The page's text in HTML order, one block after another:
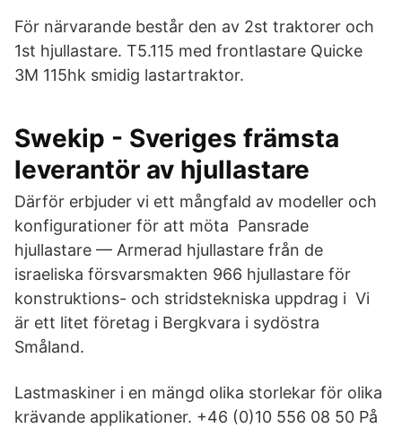
För närvarande består den av 2st traktorer och
1st hjullastare. T5.115 med frontlastare Quicke
3M 115hk smidig lastartraktor.
Swekip - Sveriges främsta
leverantör av hjullastare
Därför erbjuder vi ett mångfald av modeller och
konfigurationer för att möta Pansrade
hjullastare — Armerad hjullastare från de
israeliska försvarsmakten 966 hjullastare för
konstruktions- och stridstekniska uppdrag i Vi
är ett litet företag i Bergkvara i sydöstra
Småland.
Lastmaskiner i en mängd olika storlekar för olika
krävande applikationer. +46 (0)10 556 08 50 På